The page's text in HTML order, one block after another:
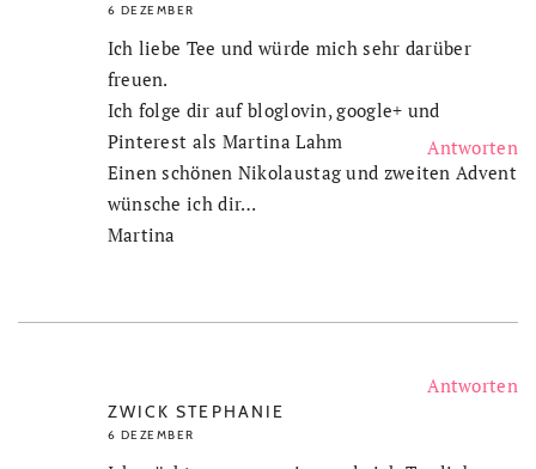
6 DEZEMBER
Ich liebe Tee und würde mich sehr darüber
freuen.
Ich folge dir auf bloglovin, google+ und
Pinterest als Martina Lahm
Einen schönen Nikolaustag und zweiten Advent
wünsche ich dir…
Martina
ZWICK STEPHANIE
6 DEZEMBER
Antworten
Antworten